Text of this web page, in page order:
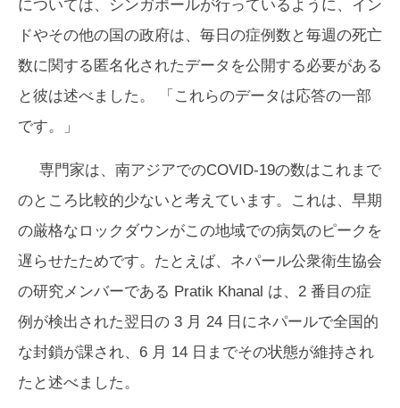
については、シンガポールが行っているように、イン
ドやその他の国の政府は、毎日の症例数と毎週の死亡
数に関する匿名化されたデータを公開する必要がある
と彼は述べました。 「これらのデータは応答の一部
です。」
専門家は、南アジアでのCOVID-19の数はこれまで
のところ比較的少ないと考えています。これは、早期
の厳格なロックダウンがこの地域での病気のピークを
遅らせたためです。たとえば、ネパール公衆衛生協会
の研究メンバーである Pratik Khanal は、2 番目の症
例が検出された翌日の 3 月 24 日にネパールで全国的
な封鎖が課され、6 月 14 日までその状態が維持され
たと述べました。